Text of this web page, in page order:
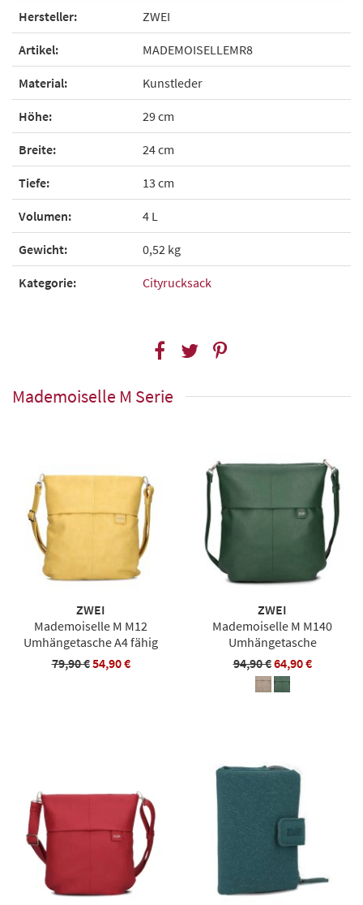
Hersteller: ZWEI
Artikel: MADEMOISELLEMR8
Material: Kunstleder
Höhe: 29 cm
Breite: 24 cm
Tiefe: 13 cm
Volumen: 4 L
Gewicht: 0,52 kg
Kategorie: Cityrucksack
Mademoiselle M Serie
ZWEI
Mademoiselle M M12
Umhängetasche A4 fähig
79,90 €54,90 €
ZWEI
Mademoiselle M M140
Umhängetasche
94,90 €64,90 €